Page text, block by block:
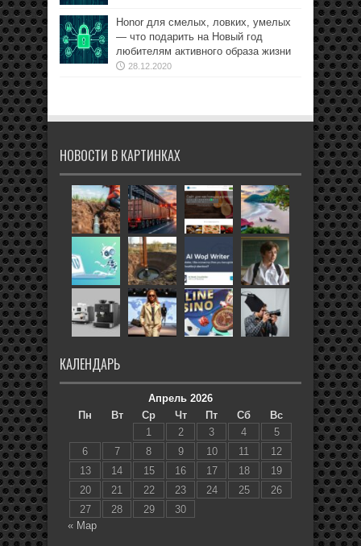
Honor для смелых, ловких, умелых
— что подарить на Новый год
любителям активного образа жизни
28.12.2020
НОВОСТИ В КАРТИНКАХ
КАЛЕНДАРЬ
Апрель 2026
Пн
Вт Ср Чт Пт Сб
Вс
1
2 3 4
5
6
7 8 9 10 11
12
13
14 15 16 17 18
19
20
21 22 23 24 25
26
27
28 29
30
« Мар